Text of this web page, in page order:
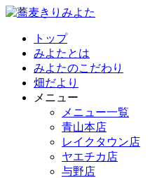
トップ
みよたとは
みよたのこだわり
畑だより
メニュー
メニュー一覧
青山本店
レイクタウン店
ヤエチカ店
与野店